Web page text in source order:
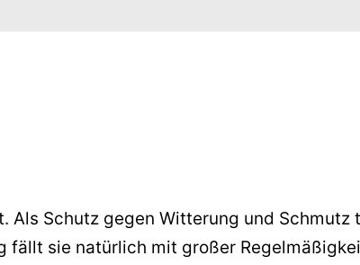
Als Schutz gegen Witterung und Schmutz
fällt sie natürlich mit großer